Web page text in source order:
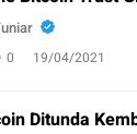
0 19/04/2021
Ditunda